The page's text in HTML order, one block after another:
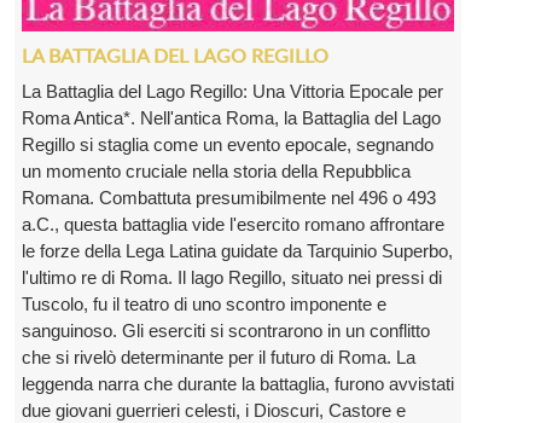
LA BATTAGLIA DEL LAGO REGILLO
La Battaglia del Lago Regillo: Una Vittoria Epocale per
Roma Antica*. Nell'antica Roma, la Battaglia del Lago
Regillo si staglia come un evento epocale, segnando
un momento cruciale nella storia della Repubblica
Romana. Combattuta presumibilmente nel 496 o 493
a.C., questa battaglia vide l'esercito romano affrontare
le forze della Lega Latina guidate da Tarquinio Superbo,
l'ultimo re di Roma. Il lago Regillo, situato nei pressi di
Tuscolo, fu il teatro di uno scontro imponente e
sanguinoso. Gli eserciti si scontrarono in un conflitto
che si rivelò determinante per il futuro di Roma. La
leggenda narra che durante la battaglia, furono avvistati
due giovani guerrieri celesti, i Dioscuri, Castore e